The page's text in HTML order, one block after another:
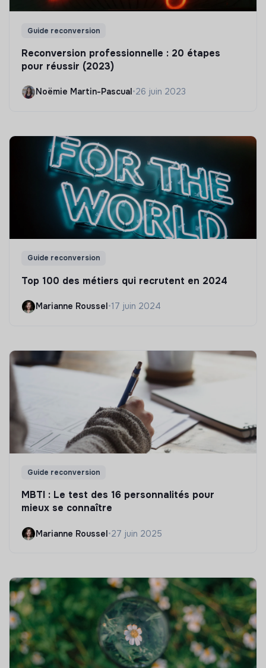
Guide reconversion
Reconversion professionnelle : 20 étapes
pour réussir (2023)
Noëmie Martin-Pascual •26 juin 2023
Guide reconversion
Top 100 des métiers qui recrutent en 2024
Marianne Roussel•17 juin 2024
Guide reconversion
MBTI : Le test des 16 personnalités pour
mieux se connaître
Marianne Roussel•27 juin 2025